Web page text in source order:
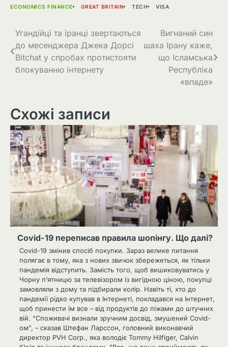
ECONOMICS FINANCE GREAT BRITAIN TECH VISA
Навігація
записів
Угандійці та іранці звертаються
до месенджера Джека Дорсі
Bitchat у спробах протистояти
блокуванню інтернету
Вигнаний син
шаха Ірану каже,
що Ісламська
Республіка
«впаде»
Схожі записи
Covid-19 переписав правила шопінгу. Що далі?
Covid-19 змінив спосіб покупки. Зараз велике питання
полягає в тому, яка з нових звичок збережеться, як тільки
пандемія відступить. Замість того, щоб вишиковуватись у
Чорну п’ятницю за телевізором із вигідною ціною, покупці
замовляли з дому та підбирали колір. Навіть ті, хто до
пандемії рідко купував в Інтернеті, покладався на Інтернет,
щоб принести їм все – від продуктів до піжами до штучних
вій. “Споживачі визнали зручним досвід, змушений Covid-
ом”, – сказав Штефан Ларссон, головний виконавчий
директор PVH Corp., яка володіє Tommy Hilfiger, Calvin